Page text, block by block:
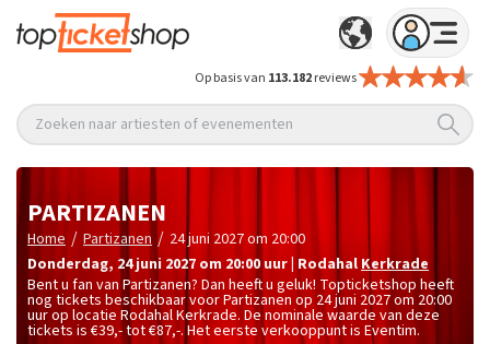
Op basis van 113.182reviews
Zoeken naar artiesten of evenementen
PARTIZANEN
Home / Partizanen / 24 juni 2027 om 20:00
donderdag, 24 juni 2027 om 20:00 uur RodahalKerkrade
Bent u fan van Partizanen? Dan heeft u geluk! Topticketshop heeft
nog tickets beschikbaar voor Partizanen op 24 juni 2027 om 20:00
uur op locatie Rodahal Kerkrade. De nominale waarde van deze
tickets is €39,- tot €87,-. Het eerste verkooppunt is Eventim.